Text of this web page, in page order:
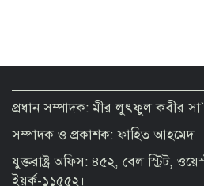
প্রধান সম্পাদক: মীর লুৎফুল কবীর
সম্পাদক ও প্রকাশক: ফাহিত আহমেদ
যুক্তরাষ্ট্র অফিস: ৪৫২, বেল স্ট্রিট,
ইয়র্ক-১১৫৫২।